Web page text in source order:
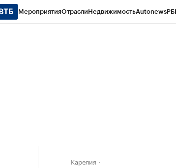
МероприятияОтраслиНедвижимостьAutonews
Карелия